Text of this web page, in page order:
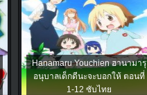
Hanamaru Youchien ฮานามารุ
อนุบาลเด็กดีนะจะบอกให้ ตอนที่
1-12 ซับไทย